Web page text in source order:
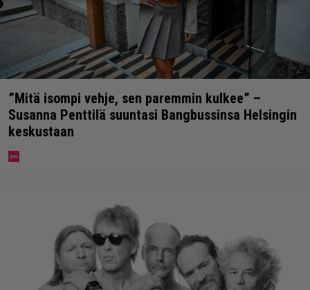
”Mitä isompi vehje, sen paremmin kulkee” –
Susanna Penttilä suuntasi Bangbussinsa Helsingin
keskustaan